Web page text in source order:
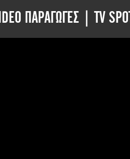
ΠΑΡΑΓΩΓΕΣ | TV